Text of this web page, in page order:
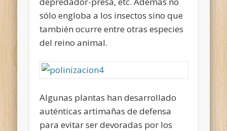
sólo engloba a los insectos sino que
también ocurre entre otras especies
del reino animal.
Algunas plantas han desarrollado
auténticas artimañas de defensa
para evitar ser devoradas por los